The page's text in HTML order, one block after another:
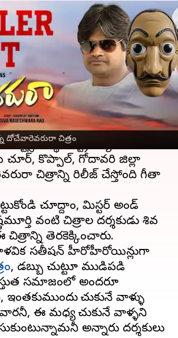
దోచేవారెవరురా చిత్రం
ముడిపడిన
చిత్రాన్ని
గీతా ఆర్ట్స్
12:38 pm
చిత్రాన్ని రేపు థియేటర్లలోకి
ఆర్ట్స్ సంస్థ. డిస్ట్రిబ్యూటర్ గా
కొప్పాల్, గోదావరి జిల్లా
చిత్రాన్ని రిలీజ్ చేస్తోంది గీతా
చూద్దాం, మిస్టర్ అండ్
వంటి చిత్రాల దర్శకుడు శివ
తెరకెక్కించారు.
సతీషన్ హీరోహీరోయిన్లుగా
, డబ్బు చుట్టూ ముడిపడి
సమాజంలో అందరూ
ఇంతకుముందు దోచుకునే వాళ్ళు
ఈ మధ్య దోచుకునే వాళ్ళని
అన్నారు దర్శకులు